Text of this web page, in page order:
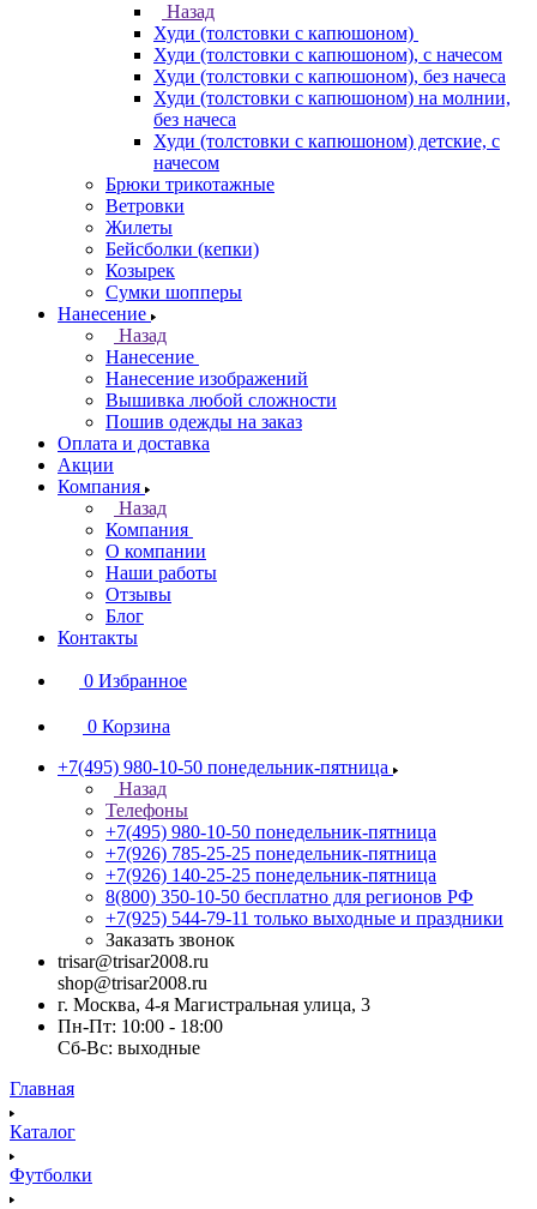
Назад
Худи (толстовки с капюшоном)
Худи (толстовки c капюшоном), с начесом
Худи (толстовки c капюшоном), без начеса
Худи (толстовки с капюшоном) на молнии,
без начеса
Худи (толстовки c капюшоном) детские, с
начесом
Брюки трикотажные
Ветровки
Жилеты
Бейсболки (кепки)
Козырек
Сумки шопперы
Нанесение
Назад
Нанесение
Нанесение изображений
Вышивка любой сложности
Пошив одежды на заказ
Оплата и доставка
Акции
Компания
Назад
Компания
О компании
Наши работы
Отзывы
Блог
Контакты
0 Избранное
0 Корзина
+7(495) 980-10-50 понедельник-пятница
Назад
Телефоны
+7(495) 980-10-50 понедельник-пятница
+7(926) 785-25-25 понедельник-пятница
+7(926) 140-25-25 понедельник-пятница
8(800) 350-10-50 бесплатно для регионов РФ
+7(925) 544-79-11 только выходные и праздники
Заказать звонок
trisar@trisar2008.ru
shop@trisar2008.ru
г. Москва, 4-я Магистральная улица, 3
Пн-Пт: 10:00 - 18:00
Сб-Вс: выходные
Главная
Каталог
Футболки